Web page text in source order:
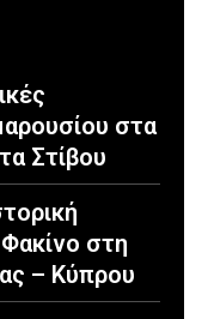
στα
Στίβου
στη
– Κύπρου